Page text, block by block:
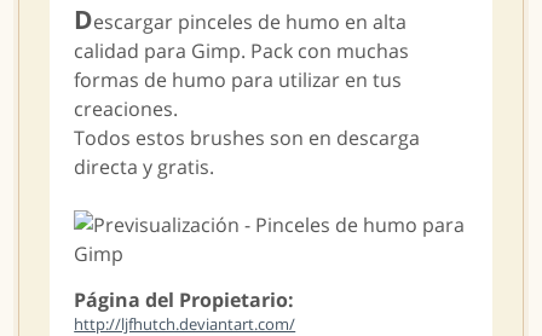
Descargar pinceles de humo en alta
calidad para Gimp. Pack con muchas
formas de humo para utilizar en tus
creaciones.
Todos estos brushes son en descarga
directa y gratis.
Página del Propietario:
http://ljfhutch.deviantart.com/